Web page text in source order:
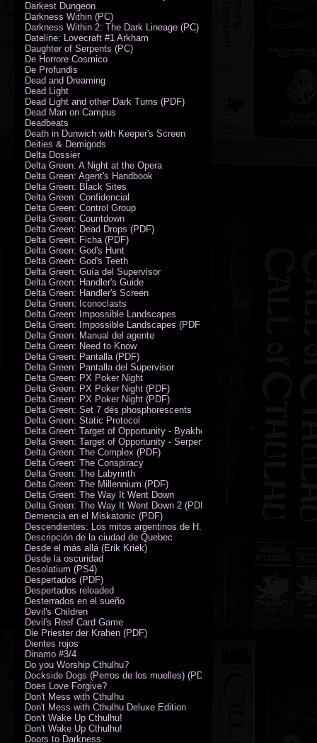
Darkest Dungeon
Darkness Within (PC)
Darkness Within 2: The Dark Lineage (PC)
Dateline: Lovecraft #1 Arkham
Daughter of Serpents (PC)
De Horrore Cosmico
De Profundis
Dead and Dreaming
Dead Light
Dead Light and other Dark Turns (PDF)
Dead Man on Campus
Deadbeats
Death in Dunwich with Keeper's Screen
Deities & Demigods
Delta Dossier
Delta Green: A Night at the Opera
Delta Green: Agent's Handbook
Delta Green: Black Sites
Delta Green: Confidencial
Delta Green: Control Group
Delta Green: Countdown
Delta Green: Dead Drops (PDF)
Delta Green: Ficha (PDF)
Delta Green: God's Hunt
Delta Green: God's Teeth
Delta Green: Guía del Supervisor
Delta Green: Handler's Guide
Delta Green: Handler's Screen
Delta Green: Iconoclasts
Delta Green: Impossible Landscapes
Delta Green: Impossible Landscapes (PDF - Espiral)
Delta Green: Manual del agente
Delta Green: Need to Know
Delta Green: Pantalla (PDF)
Delta Green: Pantalla del Supervisor
Delta Green: PX Poker Night
Delta Green: PX Poker Night (PDF)
Delta Green: PX Poker Night (PDF)
Delta Green: Set 7 dés phosphorescents
Delta Green: Static Protocol
Delta Green: Target of Opportunity - Byakhee
Delta Green: Target of Opportunity - Serpent Man
Delta Green: The Complex (PDF)
Delta Green: The Conspiracy
Delta Green: The Labyrinth
Delta Green: The Millennium (PDF)
Delta Green: The Way It Went Down
Delta Green: The Way It Went Down 2 (PDF)
Demencia en el Miskatonic (PDF)
Descendientes: Los mitos argentinos de H.P. Lovecraft
Descripción de la ciudad de Quebec
Desde el más allá (Erik Kriek)
Desde la oscuridad
Desolatium (PS4)
Despertados (PDF)
Despertados reloaded
Desterrados en el sueño
Devil's Children
Devil's Reef Card Game
Die Priester der Krahen (PDF)
Dientes rojos
Dinamo #3/4
Do you Worship Cthulhu?
Dockside Dogs (Perros de los muelles) (PDF)
Does Love Forgive?
Don't Mess with Cthulhu
Don't Mess with Cthulhu Deluxe Edition
Don't Wake Up Cthulhu!
Don't Wake Up Cthulhu!
Doors to Darkness